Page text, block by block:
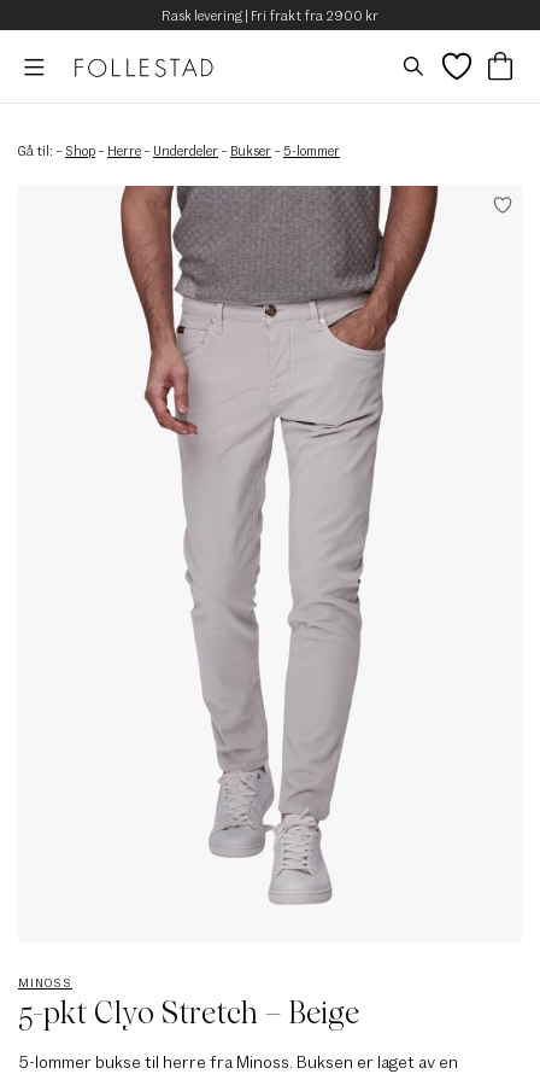
Rask levering | Fri frakt fra 2900 kr
Gå til: – Shop – Herre – Underdeler – Bukser –5-lommer
MINOSS
5-pkt Clyo Stretch – Beige
5-lommer bukse til herre fra Minoss. Buksen er laget av en